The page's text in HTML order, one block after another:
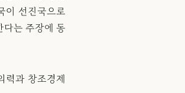
이 선진국으로
다는 주장에 동
력과 창조경제